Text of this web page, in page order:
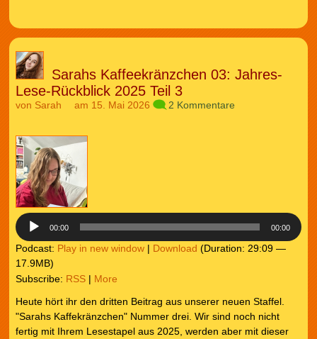
Sarahs Kaffeekränzchen 03: Jahres-
Lese-Rückblick 2025 Teil 3
von Sarah am 15. Mai 2026 2 Kommentare
00:00 00:00
Podcast: Play in new window| Download (Duration: 29:09 —
17.9MB)
Subscribe: RSS| More
Heute hört ihr den dritten Beitrag aus unserer neuen Staffel.
"Sarahs Kaffekränzchen" Nummer drei. Wir sind noch nicht
fertig mit Ihrem Lesestapel aus 2025, werden aber mit dieser